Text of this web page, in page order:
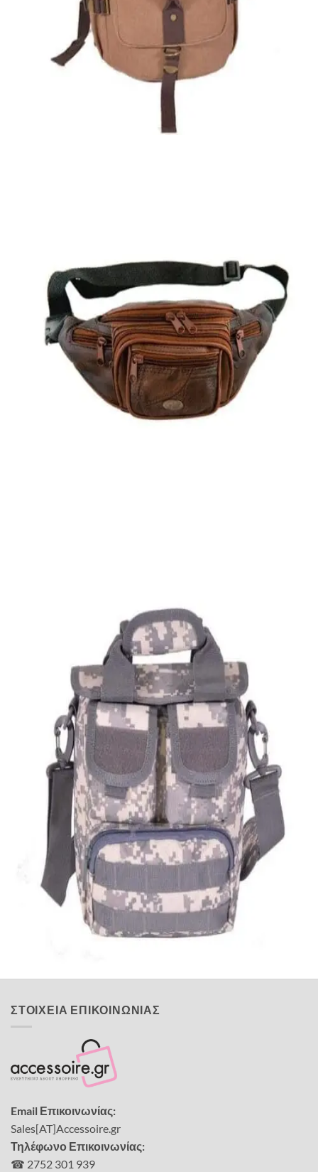
Quick View
ΑΝΔΡΙΚΟΙ ΣΑΚΟΙ ΤΑΞΙΔΙΟΥ
Σάκος ταξιδίου
40,00 €
Quick View
Εξαντλημένο
ΑΝΔΡΙΚΑ ΤΣΑΝΤΑΚΙΑ ΩΜΟΥ
Ανδρικό τσαντάκι Survivors
ΣΤΟΙΧΕΙΑ ΕΠΙΚΟΙΝΩΝΙΑΣ
Email Επικοινωνίας:
Sales[AT]Accessoire.gr
Τηλέφωνο Επικοινωνίας:
☎ 2752 301 939